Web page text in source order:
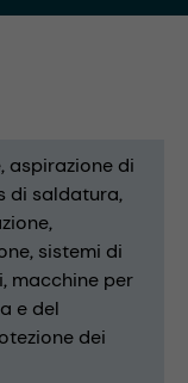
aspirazione di
di saldatura
sistemi di
macchine per
e del
dei